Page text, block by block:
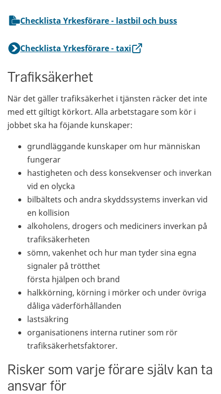
Checklista Yrkesförare - lastbil och buss
Checklista Yrkesförare - taxi
Trafiksäkerhet
När det gäller trafiksäkerhet i tjänsten räcker det inte
med ett giltigt körkort. Alla arbetstagare som kör i
jobbet ska ha föjande kunskaper:
grundläggande kunskaper om hur människan
fungerar
hastigheten och dess konsekvenser och inverkan
vid en olycka
bilbältets och andra skyddssystems inverkan vid
en kollision
alkoholens, drogers och mediciners inverkan på
trafiksäkerheten
sömn, vakenhet och hur man tyder sina egna
signaler på trötthet
första hjälpen och brand
halkkörning, körning i mörker och under övriga
dåliga väderförhållanden
lastsäkring
organisationens interna rutiner som rör
trafiksäkerhetsfaktorer.
Risker som varje förare själv kan ta
ansvar för